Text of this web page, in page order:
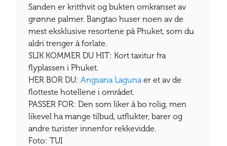
Sanden er kritthvit og bukten omkranset av
grønne palmer. Bangtao huser noen av de
mest eksklusive resortene på Phuket, som du
aldri trenger å forlate.
SLIK KOMMER DU HIT: Kort taxitur fra
flyplassen i Phuket.
HER BOR DU: Angsana Lagunaer et av de
flotteste hotellene i området.
PASSER FOR: Den som liker å bo rolig, men
likevel ha mange tilbud, utflukter, barer og
andre turister innenfor rekkevidde.
Foto: TUI